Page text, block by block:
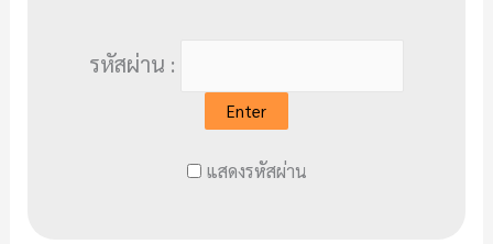
รหัสผ่าน :
แสดงรหัสผ่าน